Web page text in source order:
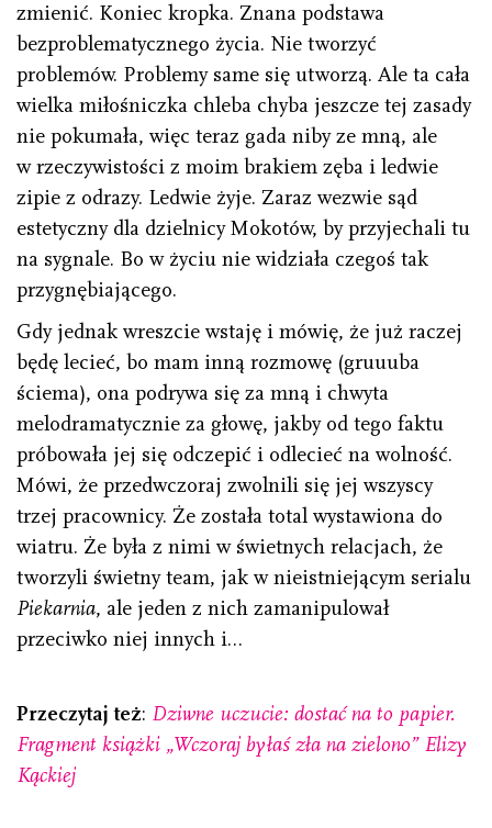
zmienić. Koniec kropka. Znana podstawa
bezproblematycznego życia. Nie tworzyć
problemów. Problemy same się utworzą. Ale ta cała
wielka miłośniczka chleba chyba jeszcze tej zasady
nie pokumała, więc teraz gada niby ze mną, ale
w rzeczywistości z moim brakiem zęba i ledwie
zipie z odrazy. Ledwie żyje. Zaraz wezwie sąd
estetyczny dla dzielnicy Mokotów, by przyjechali tu
na sygnale. Bo w życiu nie widziała czegoś tak
przygnębiającego.
Gdy jednak wreszcie wstaję i mówię, że już raczej
będę lecieć, bo mam inną rozmowę (gruuuba
ściema), ona podrywa się za mną i chwyta
melodramatycznie za głowę, jakby od tego faktu
próbowała jej się odczepić i odlecieć na wolność.
Mówi, że przedwczoraj zwolnili się jej wszyscy
trzej pracownicy. Że została total wystawiona do
wiatru. Że była z nimi w świetnych relacjach, że
tworzyli świetny team, jak w nieistniejącym serialu
Piekarnia, ale jeden z nich zamanipulował
przeciwko niej innych i…
Przeczytaj też: Dziwne uczucie: dostać na to papier.
Fragment książki „Wczoraj byłaś zła na zielono” Elizy
Kąckiej